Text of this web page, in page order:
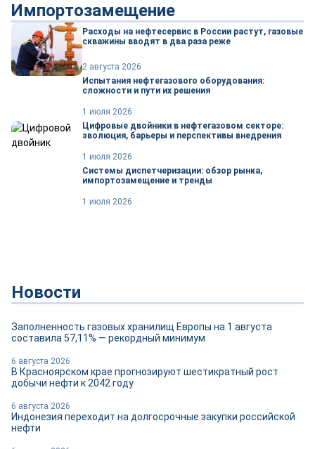
Импортозамещение
Расходы на нефтесервис в России растут, газовые
скважины вводят в два раза реже
2 августа 2026
Испытания нефтегазового оборудования:
сложности и пути их решения
1 июля 2026
Цифровые двойники в нефтегазовом секторе:
эволюция, барьеры и перспективы внедрения
1 июля 2026
Системы диспетчеризации: обзор рынка,
импортозамещение и тренды
1 июля 2026
Новости
Заполненность газовых хранилищ Европы на 1 августа
составила 57,11% — рекордный минимум
6 августа 2026
В Красноярском крае прогнозируют шестикратный рост
добычи нефти к 2042 году
6 августа 2026
Индонезия переходит на долгосрочные закупки российской
нефти